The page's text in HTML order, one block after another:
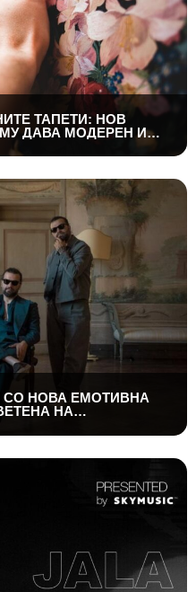
ТАПЕТИ: НОВ
ДАВА МОДЕРЕН И
СО НОВА ЕМОТИВНА
НА
И СПОМЕНИТЕ